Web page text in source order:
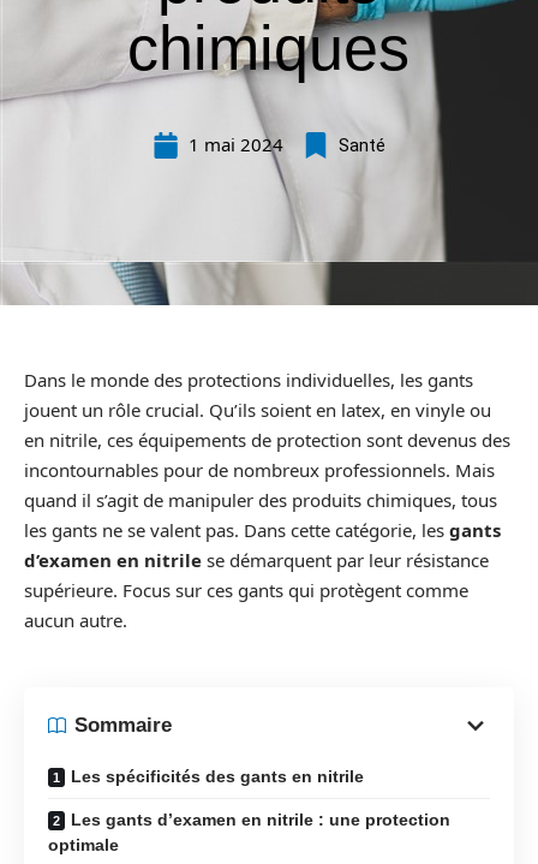
chimiques
1 mai 2024 Santé
Dans le monde des protections individuelles, les gants
jouent un rôle crucial. Qu’ils soient en latex, en vinyle ou
en nitrile, ces équipements de protection sont devenus des
incontournables pour de nombreux professionnels. Mais
quand il s’agit de manipuler des produits chimiques, tous
les gants ne se valent pas. Dans cette catégorie, les gants
d’examen en nitrile se démarquent par leur résistance
supérieure. Focus sur ces gants qui protègent comme
aucun autre.
Sommaire
Les spécificités des gants en nitrile
Les gants d’examen en nitrile : une protection
optimale